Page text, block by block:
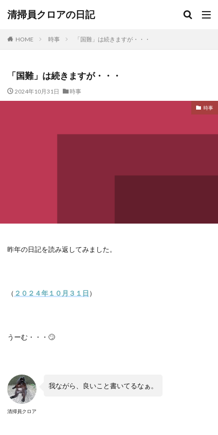
清掃員クロアの日記
HOME 時事 「国難」は続きますが・・・
「国難」は続きますが・・・
2024年10月31日 時事
時事
昨年の日記を読み返してみました。
（ ２０２４年１０月３１日 ）
うーむ・・・🙄
清掃員クロア
我ながら、良いこと書いてるなぁ。